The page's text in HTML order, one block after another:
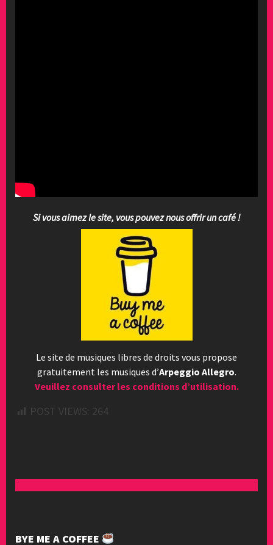
Si vous aimez le site, vous pouvez nous offrir un café !
Le site de musiques libres de droits vous propose
gratuitement les musiques d’Arpeggio Allegro.
Veuillez consulter les conditions d’utilisation.
POST VIEWS: 264
BYE ME A COFFEE